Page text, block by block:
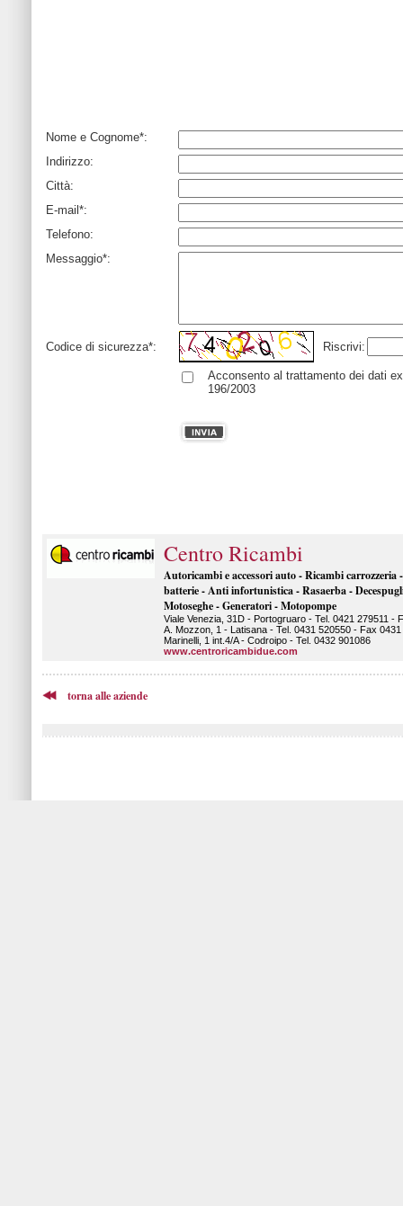
Nome e Cognome*:
Indirizzo:
Città:
E-mail*:
Telefono:
Messaggio*:
Codice di sicurezza*: Riscrivi:
Acconsento al trattamento dei dati
196/2003
Centro Ricambi
Autoricambi e accessori auto - Ricambi
batterie - Anti infortunistica - Rasaerba -
Motoseghe - Generatori - Motopompe
Viale Venezia, 31D - Portogruaro - Tel. 0421 279511 -
A. Mozzon, 1 - Latisana - Tel. 0431 520550 - Fax
Marinelli, 1 int.4/A - Codroipo - Tel. 0432 901086
www.centroricambidue.com
torna alle aziende